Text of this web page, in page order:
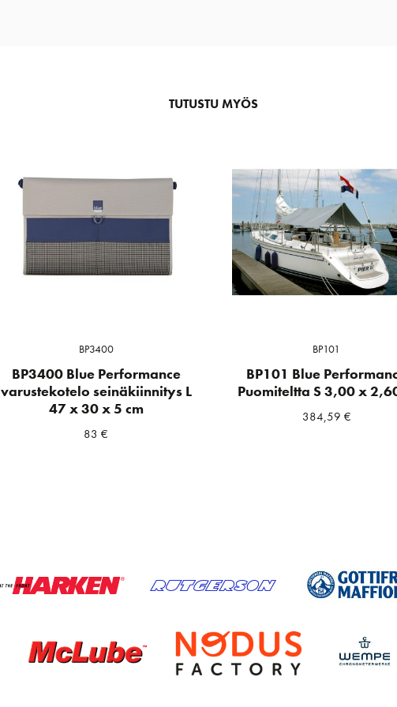
TUTUSTU MYÖS
BP3400
BP3400 Blue Performance
varustekotelo seinäkiinnitys L
47 x 30 x 5 cm
83€
BP101
BP101 Blue
Puomiteltta S 3,00 x
384,59 €